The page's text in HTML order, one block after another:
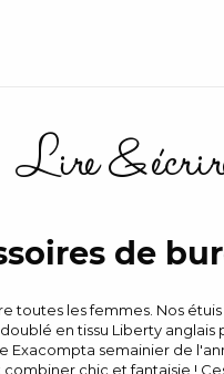
Lire &
de
toutes les femmes. Nos
en tissu Liberty
semainier de
chic et fantaisie !